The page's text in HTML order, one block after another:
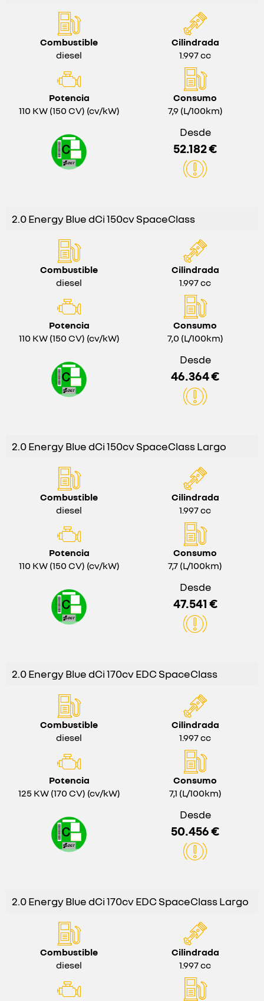
Combustible
diesel
Cilindrada
1.997 cc
Potencia
110 KW (150 CV) (cv/kW)
Consumo
7,9 (L/100km)
Desde
52.182 €
2.0 Energy Blue dCi 150cv SpaceClass
Combustible
diesel
Cilindrada
1.997 cc
Potencia
110 KW (150 CV) (cv/kW)
Consumo
7,0 (L/100km)
Desde
46.364 €
2.0 Energy Blue dCi 150cv SpaceClass Largo
Combustible
diesel
Cilindrada
1.997 cc
Potencia
110 KW (150 CV) (cv/kW)
Consumo
7,7 (L/100km)
Desde
47.541 €
2.0 Energy Blue dCi 170cv EDC SpaceClass
Combustible
diesel
Cilindrada
1.997 cc
Potencia
125 KW (170 CV) (cv/kW)
Consumo
7,1 (L/100km)
Desde
50.456 €
2.0 Energy Blue dCi 170cv EDC SpaceClass Largo
Combustible
diesel
Cilindrada
1.997 cc